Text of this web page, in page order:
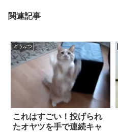
関連記事
どうぶつ
これはすごい！投げられ
たオヤツを手で連続キャ